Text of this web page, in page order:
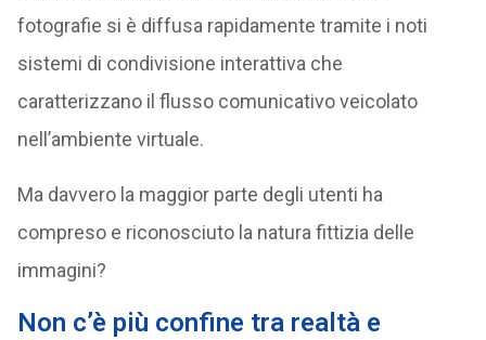
fotografie si è diffusa rapidamente tramite i noti
sistemi di condivisione interattiva che
caratterizzano il flusso comunicativo veicolato
nell’ambiente virtuale.
Ma davvero la maggior parte degli utenti ha
compreso e riconosciuto la natura fittizia delle
immagini?
Non c’è più confine tra realtà e